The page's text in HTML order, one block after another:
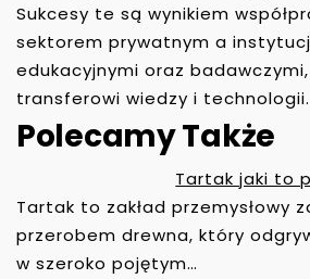
Sukcesy te są wynikiem
sektorem prywatnym a
edukacyjnymi oraz
transferowi wiedzy i technologii.
Polecamy Także
Tartak jaki to
Tartak to zakład przemysłowy
przerobem drewna, który
w szeroko pojętym…
N
A
W